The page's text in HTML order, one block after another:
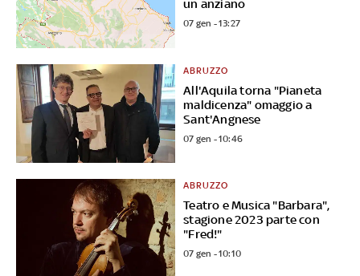
un anziano
07 gen - 13:27
All'Aquila torna "Pianeta
maldicenza" omaggio a
Sant'Angnese
ABRUZZO
07 gen - 10:46
Teatro e Musica "Barbara",
stagione 2023 parte con
"Fred!"
ABRUZZO
07 gen - 10:10